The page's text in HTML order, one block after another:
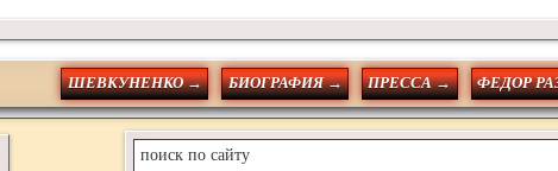
ШЕВКУНЕНКО → БИОГРАФИЯ → ПРЕССА → ФЕДОР